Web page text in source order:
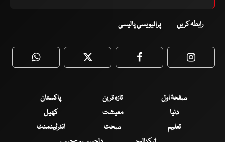
رابطہ کریں پرائیویسی پالیسی
WhatsApp Twitter Facebook
صفحۂ اول تازہ ترین
پاکستان
دنیا
معیشت
کھیل
تعلیم
صحت
انٹرٹینمنٹ